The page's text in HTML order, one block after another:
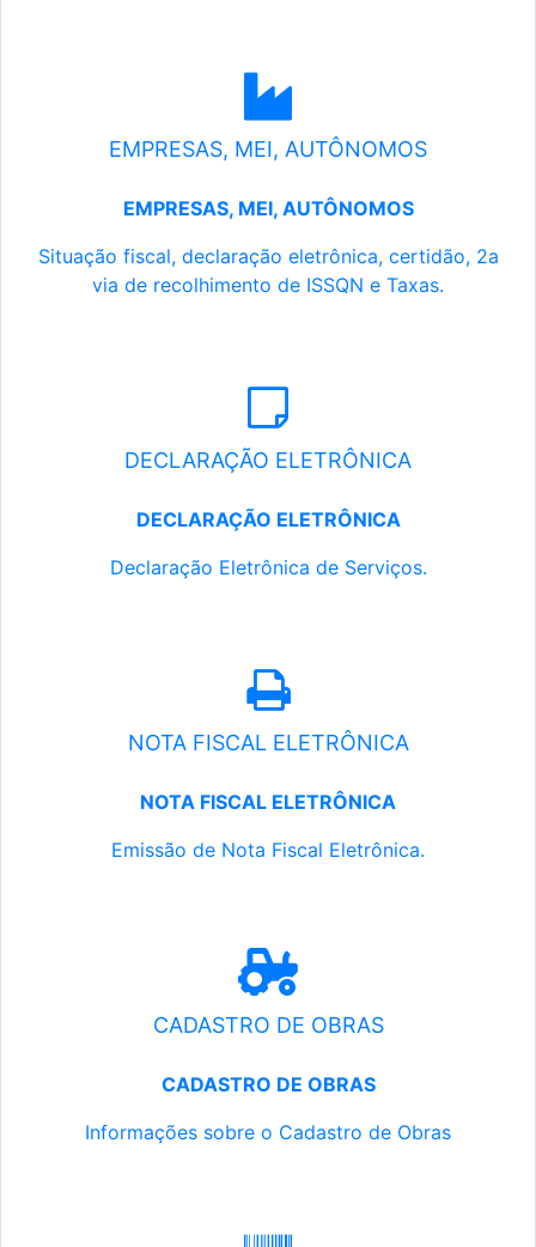
EMPRESAS, MEI, AUTÔNOMOS
EMPRESAS, MEI, AUTÔNOMOS
Situação fiscal, declaração eletrônica, certidão, 2a
via de recolhimento de ISSQN e Taxas.
DECLARAÇÃO ELETRÔNICA
DECLARAÇÃO ELETRÔNICA
Declaração Eletrônica de Serviços.
NOTA FISCAL ELETRÔNICA
NOTA FISCAL ELETRÔNICA
Emissão de Nota Fiscal Eletrônica.
CADASTRO DE OBRAS
CADASTRO DE OBRAS
Informações sobre o Cadastro de Obras